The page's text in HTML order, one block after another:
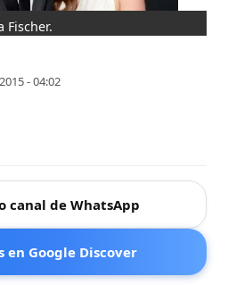
Fischer.
- 04:02
canal de WhatsApp
en Google Discover